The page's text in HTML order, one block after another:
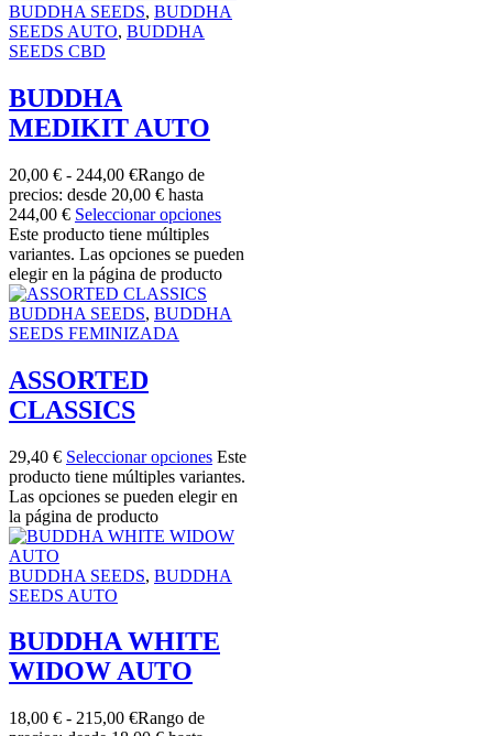
BUDDHA SEEDS, BUDDHA
SEEDS AUTO, BUDDHA
SEEDS CBD
BUDDHA
MEDIKIT AUTO
20,00 € - 244,00 €Rango de
precios: desde 20,00 € hasta
244,00 € Seleccionar opciones
Este producto tiene múltiples
variantes. Las opciones se pueden
elegir en la página de producto
BUDDHA SEEDS, BUDDHA
SEEDS FEMINIZADA
ASSORTED
CLASSICS
29,40 € Seleccionar opciones Este
producto tiene múltiples variantes.
Las opciones se pueden elegir en
la página de producto
BUDDHA SEEDS, BUDDHA
SEEDS AUTO
BUDDHA WHITE
WIDOW AUTO
18,00 € - 215,00 €Rango de